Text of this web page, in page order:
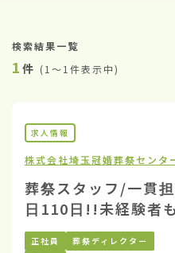
検索結果一覧
1 件 (1〜1件表示中)
求人情報
株式会社埼玉冠婚葬祭センタ
葬祭スタッフ/一貫
日110日!!未経験者
正社員
葬祭ディレクター